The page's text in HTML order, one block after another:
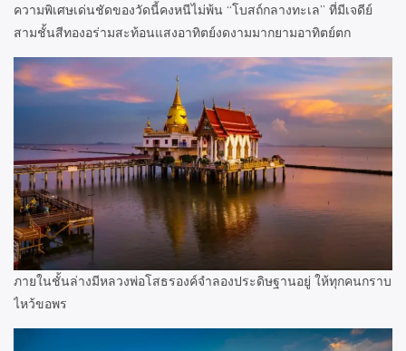
ความพิเศษเด่นชัดของวัดนี้คงหนีไม่พ้น “โบสถ์กลางทะเล” ที่มีเจดีย์
สามชั้นสีทองอร่ามสะท้อนแสงอาทิตย์งดงามมากยามอาทิตย์ตก
ภายในชั้นล่างมีหลวงพ่อโสธรองค์จำลองประดิษฐานอยู่ ให้ทุกคนกราบ
ไหว้ขอพร